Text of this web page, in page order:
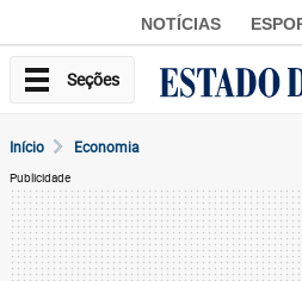
NOTÍCIAS
Seções
Início Economia
Publicidade